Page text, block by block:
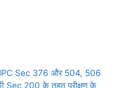
IPC Sec 376 और 504, 506
Sec 200 के तहत परीक्षण के